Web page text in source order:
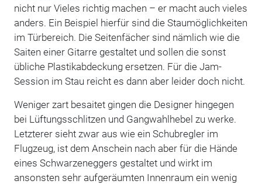
nicht nur Vieles richtig machen – er macht auch vieles
anders. Ein Beispiel hierfür sind die Staumöglichkeiten
im Türbereich. Die Seitenfächer sind nämlich wie die
Saiten einer Gitarre gestaltet und sollen die sonst
übliche Plastikabdeckung ersetzen. Für die Jam-
Session im Stau reicht es dann aber leider doch nicht.
Weniger zart besaitet gingen die Designer hingegen
bei Lüftungsschlitzen und Gangwahlhebel zu werke.
Letzterer sieht zwar aus wie ein Schubregler im
Flugzeug, ist dem Anschein nach aber für die Hände
eines Schwarzeneggers gestaltet und wirkt im
ansonsten sehr aufgeräumten Innenraum ein wenig